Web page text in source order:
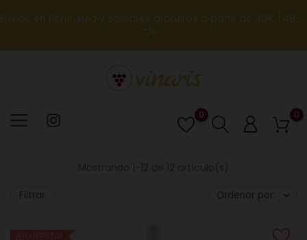
Envios en Península y Baleares gratuitos a partir de 90€ | 48-
72h
0
Lista
de
0
Filtrar Ordenar por: